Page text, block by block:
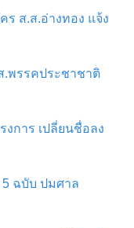
ร ส.ส.อ่างทอง แจ้ง
.พรรคประชาชาติ
การ เปลี่ยนชื่อลง
ฉบับ ปมศาล